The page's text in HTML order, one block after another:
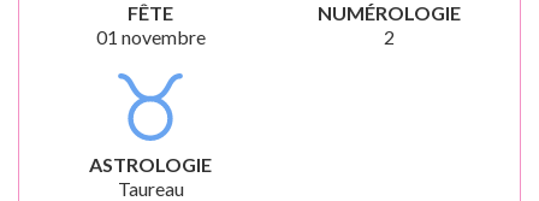
FÊTE
01 novembre
NUMÉROLOGIE
2
ASTROLOGIE
Taureau